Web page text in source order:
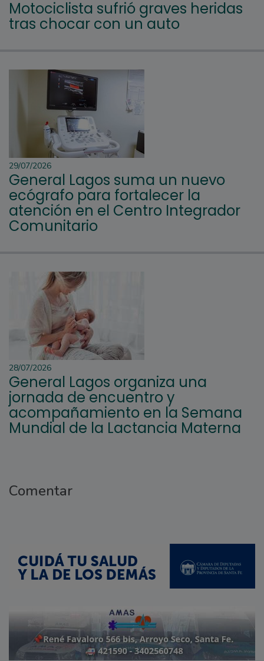
Motociclista sufrió graves heridas
tras chocar con un auto
29/07/2026
General Lagos suma un nuevo
ecógrafo para fortalecer la
atención en el Centro Integrador
Comunitario
28/07/2026
General Lagos organiza una
jornada de encuentro y
acompañamiento en la Semana
Mundial de la Lactancia Materna
Comentar